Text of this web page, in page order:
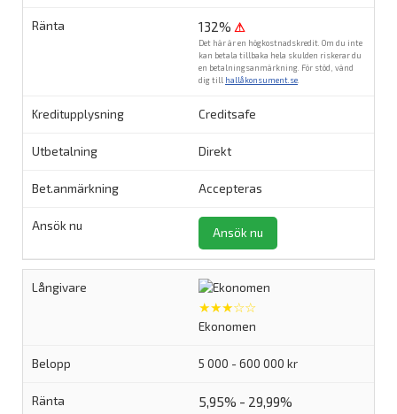
132% ⚠
Det här är en högkostnadskredit. Om du inte
kan betala tillbaka hela skulden riskerar du
en betalningsanmärkning. För stöd, vänd
dig till hallåkonsument.se
Creditsafe
Direkt
Accepteras
Ansök nu
★★★☆☆
Ekonomen
5 000 - 600 000 kr
5,95% - 29,99%